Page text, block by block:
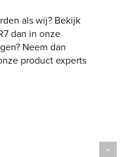
als wij? Bekijk
dan in onze
Neem dan
product experts